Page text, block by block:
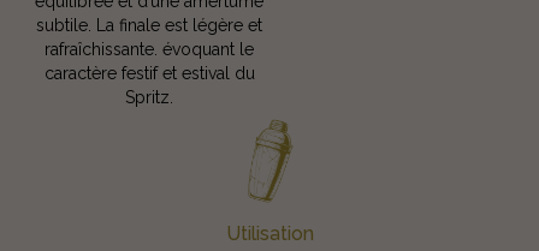
subtile. La finale est légère et
rafraîchissante. évoquant le
caractère festif et estival du
Spritz.
Utilisation